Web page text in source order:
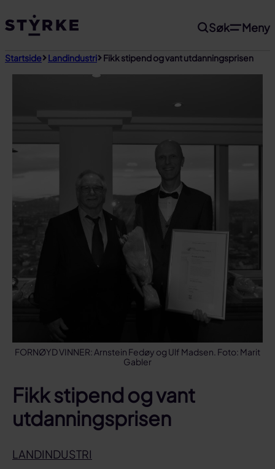
til
Søk Meny
Startside Landindustri Fikk stipend og vant utdanningsprisen
FORNØYD VINNER: Arnstein Fedøy og Ulf Madsen. Foto: Marit
Gabler
Fikk stipend og vant
utdanningsprisen
LANDINDUSTRI